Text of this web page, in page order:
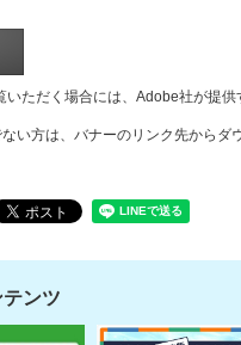
いただく場合には、Adobe社が提供
い方は、バナーのリンク先からダ
ンツ